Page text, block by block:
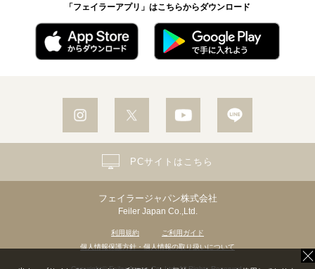
「フェイラーアプリ」はこちらからダウンロード
フェイラージャパン株式会社
Feiler Japan Co.,Ltd.
利用規約
ご利用ガイド
個人情報保護方針・個人情報の取り扱いについて
PCサイトはこちら